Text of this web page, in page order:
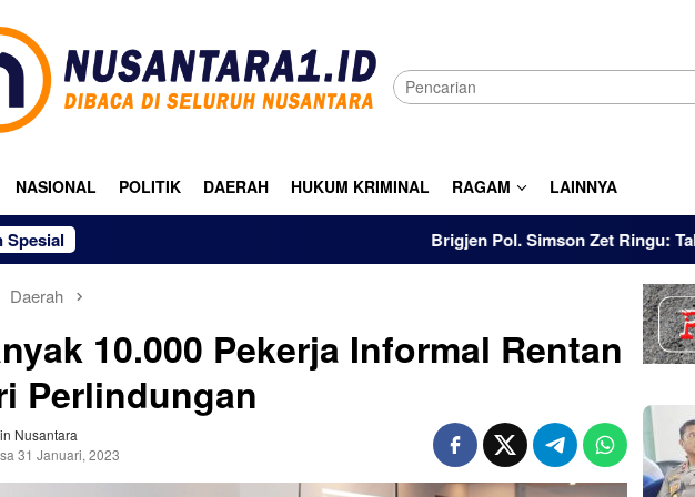
NASIONAL POLITIK DAERAH HUKUM KRIMINAL RAGAM LAINNYA
Spesial Brigjen Pol. Simson Zet Ringu: Tak Ada
Daerah
10.000 Pekerja Informal Rentan
Perlindungan
Nusantara
31 Januari, 2023